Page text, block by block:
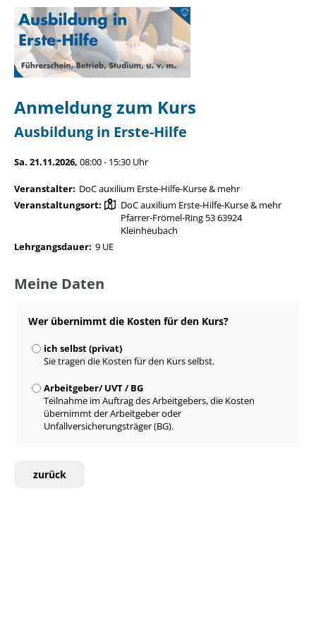
Anmeldung zum Kurs
Ausbildung in Erste-Hilfe
Sa. 21.11.2026, 08:00 - 15:30 Uhr
Veranstalter: DoC auxilium Erste-Hilfe-Kurse & mehr
Veranstaltungsort:
DoC auxilium Erste-Hilfe-Kurse & mehr
Pfarrer-Frömel-Ring 53 63924
Kleinheubach
Lehrgangsdauer: 9 UE
Meine Daten
Wer übernimmt die Kosten für den Kurs?
ich selbst (privat)
Sie tragen die Kosten für den Kurs selbst.
Arbeitgeber/ UVT / BG
Teilnahme im Auftrag des Arbeitgebers, die Kosten
übernimmt der Arbeitgeber oder
Unfallversicherungsträger (BG).
zurück